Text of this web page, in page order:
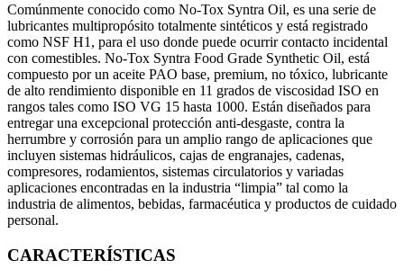
Comúnmente conocido como No-Tox Syntra Oil, es una serie de
lubricantes multipropósito totalmente sintéticos y está registrado
como NSF H1, para el uso donde puede ocurrir contacto incidental
con comestibles. No-Tox Syntra Food Grade Synthetic Oil, está
compuesto por un aceite PAO base, premium, no tóxico, lubricante
de alto rendimiento disponible en 11 grados de viscosidad ISO en
rangos tales como ISO VG 15 hasta 1000. Están diseñados para
entregar una excepcional protección anti-desgaste, contra la
herrumbre y corrosión para un amplio rango de aplicaciones que
incluyen sistemas hidráulicos, cajas de engranajes, cadenas,
compresores, rodamientos, sistemas circulatorios y variadas
aplicaciones encontradas en la industria “limpia” tal como la
industria de alimentos, bebidas, farmacéutica y productos de cuidado
personal.
CARACTERÍSTICAS